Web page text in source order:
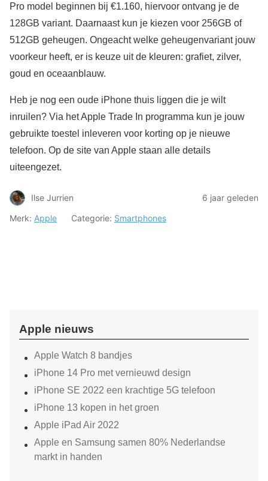
Pro model beginnen bij €1.160, hiervoor ontvang je de
128GB variant. Daarnaast kun je kiezen voor 256GB of
512GB geheugen. Ongeacht welke geheugenvariant jouw
voorkeur heeft, er is keuze uit de kleuren: grafiet, zilver,
goud en oceaanblauw.
Heb je nog een oude iPhone thuis liggen die je wilt
inruilen? Via het Apple Trade In programma kun je jouw
gebruikte toestel inleveren voor korting op je nieuwe
telefoon. Op de site van Apple staan alle details
uiteengezet.
Ilse Jurrien
6 jaar geleden
Merk: Apple Categorie: Smartphones
Apple nieuws
Apple Watch 8 bandjes
iPhone 14 Pro met vernieuwd design
iPhone SE 2022 een krachtige 5G telefoon
iPhone 13 kopen in het groen
Apple iPad Air 2022
Apple en Samsung samen 80% Nederlandse
markt in handen